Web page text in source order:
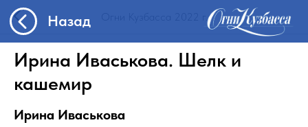
Ирина Иваськова. Шелк и
кашемир
Ирина Иваськова
Назад